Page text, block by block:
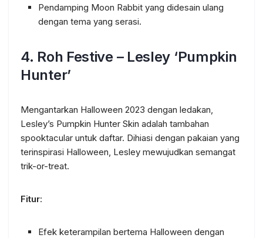
Pendamping Moon Rabbit yang didesain ulang
dengan tema yang serasi.
4. Roh Festive – Lesley ‘Pumpkin
Hunter’
Mengantarkan Halloween 2023 dengan ledakan,
Lesley’s Pumpkin Hunter Skin adalah tambahan
spooktacular untuk daftar. Dihiasi dengan pakaian yang
terinspirasi Halloween, Lesley mewujudkan semangat
trik-or-treat.
Fitur:
Efek keterampilan bertema Halloween dengan